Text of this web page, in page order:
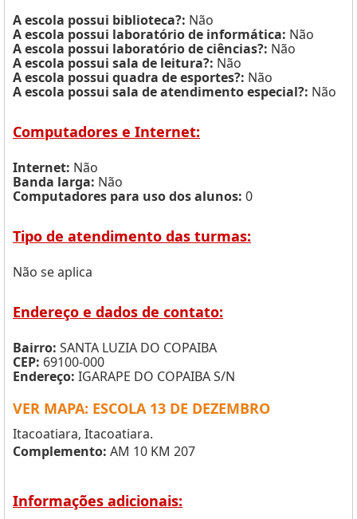
A escola possui biblioteca?: Não
A escola possui laboratório de informática: Não
A escola possui laboratório de ciências?: Não
A escola possui sala de leitura?: Não
A escola possui quadra de esportes?: Não
A escola possui sala de atendimento especial?: Não
Computadores e Internet:
Internet: Não
Banda larga: Não
Computadores para uso dos alunos: 0
Tipo de atendimento das turmas:
Não se aplica
Endereço e dados de contato:
Bairro: SANTA LUZIA DO COPAIBA
CEP: 69100-000
Endereço: IGARAPE DO COPAIBA S/N
VER MAPA: ESCOLA 13 DE DEZEMBRO
Itacoatiara, Itacoatiara.
Complemento: AM 10 KM 207
Informações adicionais: